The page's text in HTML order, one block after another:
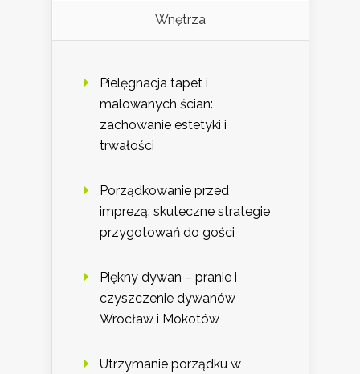
Wnętrza
Pielęgnacja tapet i
malowanych ścian:
zachowanie estetyki i
trwałości
Porządkowanie przed
imprezą: skuteczne strategie
przygotowań do gości
Piękny dywan – pranie i
czyszczenie dywanów
Wrocław i Mokotów
Utrzymanie porządku w